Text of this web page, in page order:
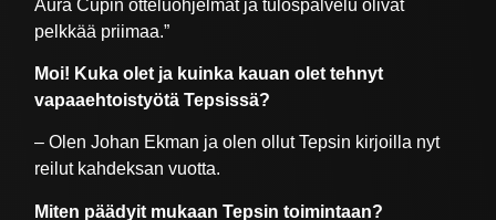
Aura Cupin otteluohjelmat ja tulospalvelu olivat
pelkkää priimaa.”
Moi! Kuka olet ja kuinka kauan olet tehnyt
vapaaehtoistyötä Tepsissä?
– Olen Johan Ekman ja olen ollut Tepsin kirjoilla nyt
reilut kahdeksan vuotta.
Miten päädyit mukaan Tepsin toimintaan?